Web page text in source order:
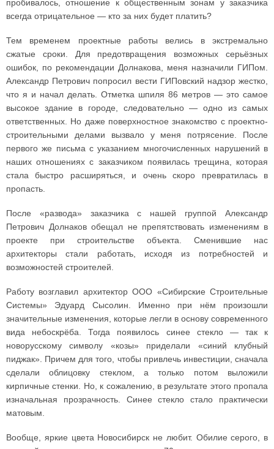
пробивалось, отношение к общественным зонам у заказчика
всегда отрицательное — кто за них будет платить?
Тем временем проектные работы велись в экстремально
сжатые сроки. Для предотвращения возможных серьёзных
ошибок, по рекомендации Долнакова, меня назначили ГИПом.
Александр Петрович попросил вести ГИПовский надзор жестко,
что я и начал делать. Отметка шпиля 86 метров — это самое
высокое здание в городе, следовательно — одно из самых
ответственных. Но даже поверхностное знакомство с проектно-
строительными делами вызвало у меня потрясение. После
первого же письма с указанием многочисленных нарушений в
наших отношениях с заказчиком появилась трещина, которая
стала быстро расширяться, и очень скоро превратилась в
пропасть.
После «развода» заказчика с нашей группой Александр
Петрович Долнаков обещал не препятствовать изменениям в
проекте при строительстве объекта. Сменившие нас
архитекторы стали работать, исходя из потребностей и
возможностей строителей.
Работу возглавил архитектор ООО «Сибирские Строительные
Системы» Эдуард Сысолин. Именно при нём произошли
значительные изменения, которые легли в основу современного
вида небоскрёба. Тогда появилось синее стекло — так к
новорусскому символу «козы» приделали «синий клубный
пиджак». Причем для того, чтобы привлечь инвестиции, сначала
сделали облицовку стеклом, а только потом выложили
кирпичные стенки. Но, к сожалению, в результате этого пропала
изначальная прозрачность. Синее стекло стало практически
матовым.
Вообще, яркие цвета Новосибирск не любит. Обилие серого, в